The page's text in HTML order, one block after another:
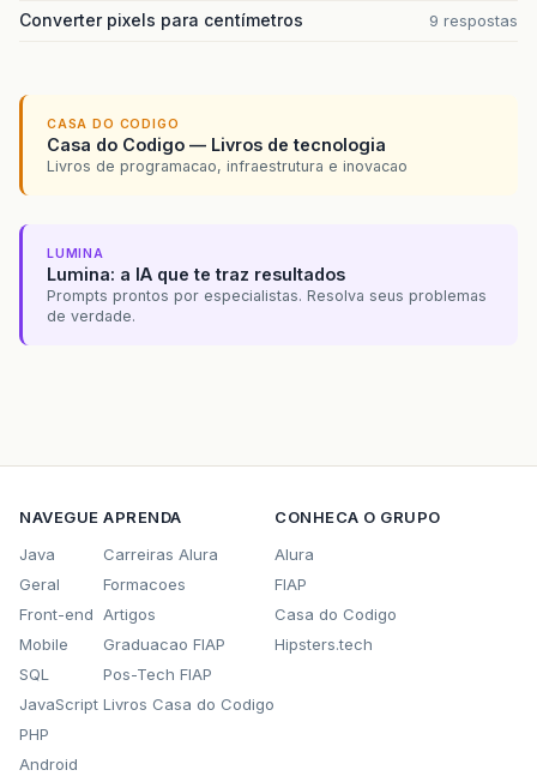
Converter pixels para centímetros 9 respostas
CASA DO CODIGO
Casa do Codigo — Livros de tecnologia
Livros de programacao, infraestrutura e inovacao
LUMINA
Lumina: a IA que te traz resultados
Prompts prontos por especialistas. Resolva seus problemas
de verdade.
NAVEGUE
Java
Geral
Front-end
Mobile
SQL
JavaScript
PHP
Android
APRENDA
Carreiras Alura
Formacoes
Artigos
Graduacao FIAP
Pos-Tech FIAP
Livros Casa do Codigo
CONHECA O GRUPO
Alura
FIAP
Casa do Codigo
Hipsters.tech